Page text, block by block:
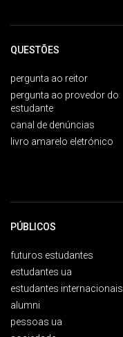
QUESTÕES
pergunta ao reitor
pergunta ao provedor do
estudante
canal de denúncias
livro amarelo eletrónico
PÚBLICOS
futuros estudantes
estudantes ua
estudantes internacionais
alumni
pessoas ua